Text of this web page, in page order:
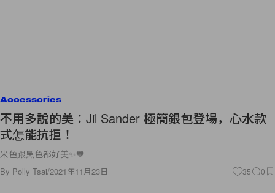
不用多說的美：Jil Sander 極簡銀包登場，心水款
式怎能抗拒！
米色跟黑色都好美✨🧡
ByPolly Tsai/2021年11月23日